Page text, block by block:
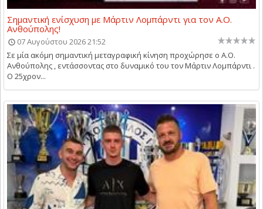
Σημαντική ενίσχυση με Μάρτιν Λομπάρντι για τον Α.Ο.
Ανθούπολης!
07 Αυγούστου 2026 21:52
Σε μία ακόμη σημαντική μεταγραφική κίνηση προχώρησε ο Α.Ο.
Ανθούπολης , εντάσσοντας στο δυναμικό του τον Μάρτιν Λομπάρντι .
Ο 25χρον...